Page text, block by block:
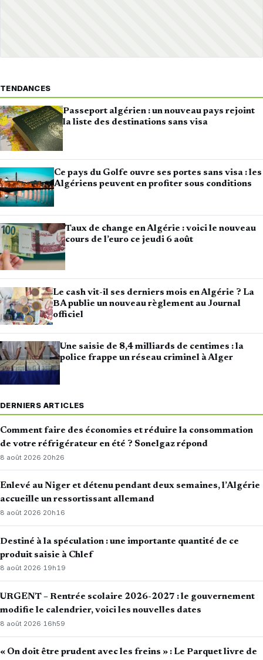
TENDANCES
Passeport algérien : un nouveau pays rejoint
la liste des destinations sans visa
Ce pays du Golfe ouvre ses portes sans visa : les
Algériens peuvent en profiter sous conditions
Taux de change en Algérie : voici le nouveau
cours de l’euro ce jeudi 6 août
Le cash vit-il ses derniers mois en Algérie ? La
BA publie un nouveau règlement au Journal
officiel
Une saisie de 8,4 milliards de centimes : la
police frappe un réseau criminel à Alger
DERNIERS ARTICLES
Comment faire des économies et réduire la consommation
de votre réfrigérateur en été ? Sonelgaz répond
8 août 2026·20h26
Enlevé au Niger et détenu pendant deux semaines, l’Algérie
accueille un ressortissant allemand
8 août 2026·20h16
Destiné à la spéculation : une importante quantité de ce
produit saisie à Chlef
8 août 2026·19h19
URGENT – Rentrée scolaire 2026-2027 : le gouvernement
modifie le calendrier, voici les nouvelles dates
8 août 2026· 16h59
« On doit être prudent avec les freins » : Le Parquet livre de